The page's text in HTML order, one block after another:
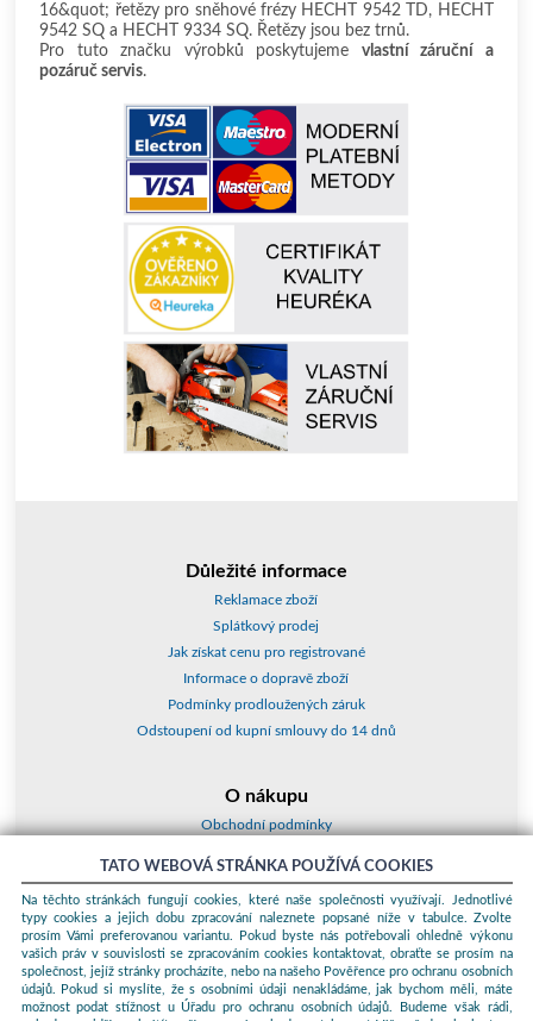
16&quot; řetězy pro sněhové frézy HECHT 9542 TD, HECHT
9542 SQ a HECHT 9334 SQ. Řetězy jsou bez trnů.
Pro tuto značku výrobků poskytujeme vlastní záruční a
pozáruč servis.
Důležité informace
Reklamace zboží
Splátkový prodej
Jak získat cenu pro registrované
Informace o dopravě zboží
Podmínky prodloužených záruk
Odstoupení od kupní smlouvy do 14 dnů
O nákupu
Obchodní podmínky
Kontakty a adresy
Essox splátky
Podle zákona o evidenci tržeb je prodávající povinen vystavit kupujícímu
účtenku. Zároveň je povinen zaevidovat přijatou tržbu u správce daně
TATO WEBOVÁ STRÁNKA POUŽÍVÁ COOKIES
Na těchto stránkách fungují cookies, které naše společnosti využívají. Jednotlivé
typy cookies a jejich dobu zpracování naleznete popsané níže v tabulce. Zvolte
prosím Vámi preferovanou variantu. Pokud byste nás potřebovali ohledně výkonu
vašich práv v souvislosti se zpracováním cookies kontaktovat, obraťte se prosím na
společnost, jejíž stránky procházíte, nebo na našeho Pověřence pro ochranu osobních
údajů. Pokud si myslíte, že s osobními údaji nenakládáme, jak bychom měli, máte
možnost podat stížnost u Úřadu pro ochranu osobních údajů. Budeme však rádi,